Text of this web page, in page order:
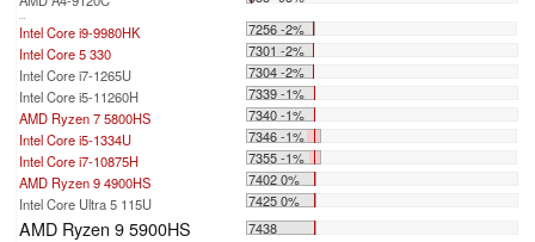
...
Intel Core i9-9980HK
7256 -2%
Intel Core 5 330
7301 -2%
Intel Core i7-1265U
7304 -2%
Intel Core i5-11260H
7339 -1%
AMD Ryzen 7 5800HS
7340 -1%
Intel Core i5-1334U
7346 -1%
Intel Core i7-10875H
7355 -1%
AMD Ryzen 9 4900HS
7402 0%
Intel Core Ultra 5 115U
7425 0%
AMD Ryzen 9 5900HS
7438